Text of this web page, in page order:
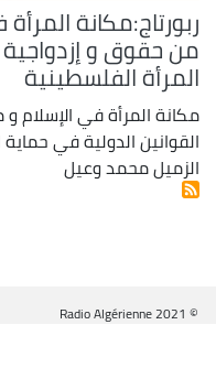
ربورتاج:مكانة
من حقوق و إزدواجية
المرأة الفلسطينية
مكانة المرأة في
القوانين الدولية في
الزميل محمد وعيل
© Radio Algérienne 2021